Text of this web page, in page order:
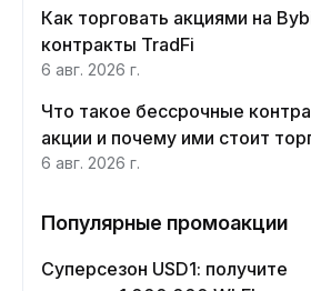
Как торговать акциями на
контракты TradFi
6 авг. 2026 г.
Что такое бессрочные
акции и почему ими стоит
6 авг. 2026 г.
Популярные промоакции
Суперсезон USD1: получите